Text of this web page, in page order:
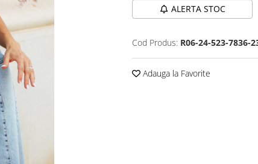
ALERTA STOC
Cod Produs: R06-24-523-7836-
Adauga la Favorite